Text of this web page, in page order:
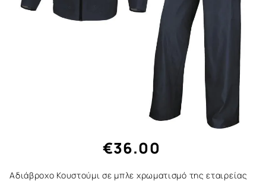
€36.00
Αδιάβροχο Κουστούμι σε μπλε χρωματισμό της εταιρείας